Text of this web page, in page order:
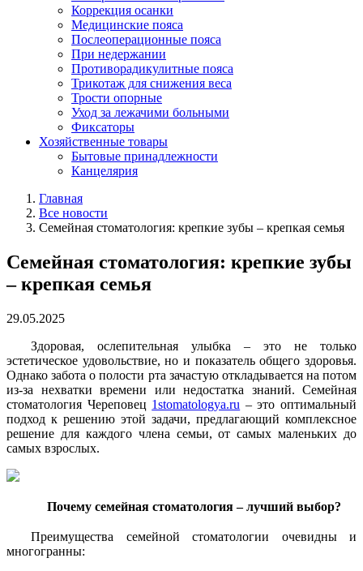
Коррекция осанки
Медицинские пояса
Послеоперационные пояса
При недержании
Противорадикулитные пояса
Трикотаж для снижения веса
Трости опорные
Уход за лежачими больными
Фиксаторы
Хозяйственные товары
Бытовые принадлежности
Канцелярия
Главная
Все новости
Семейная стоматология: крепкие зубы – крепкая семья
Семейная стоматология: крепкие зубы
– крепкая семья
29.05.2025
Здоровая, ослепительная улыбка – это не только
эстетическое удовольствие, но и показатель общего здоровья.
Однако забота о полости рта зачастую откладывается на потом
из-за нехватки времени или недостатка знаний. Семейная
стоматология Череповец 1stomatologya.ru – это оптимальный
подход к решению этой задачи, предлагающий комплексное
решение для каждого члена семьи, от самых маленьких до
самых взрослых.
Почему семейная стоматология – лучший выбор?
Преимущества семейной стоматологии очевидны и
многогранны: